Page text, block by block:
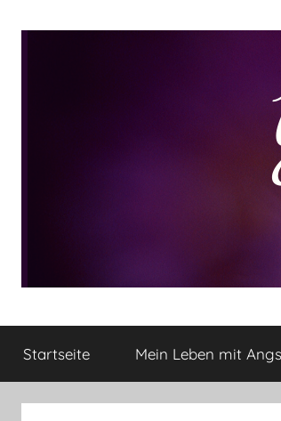
Yvis
Lifestyle
kleine
Lifestyle
Startseite Mein Leben mit